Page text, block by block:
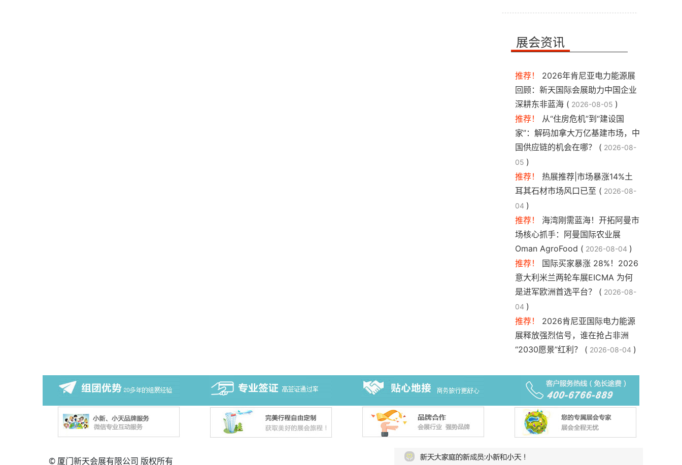
展会资讯
推荐！
2026年肯尼亚电力能源展
回顾：新天国际会展助力中国企业
深耕东非蓝海 ( 2026-08-05 )
推荐！
从“住房危机”到“建设国
家”：解码加拿大万亿基建市场，中
国供应链的机会在哪？ ( 2026-08-
05 )
推荐！
热展推荐|市场暴涨14%土
耳其石材市场风口已至 ( 2026-08-
04 )
推荐！
海湾刚需蓝海！开拓阿曼市
场核心抓手：阿曼国际农业展
Oman AgroFood ( 2026-08-04 )
推荐！
国际买家暴涨 28%！2026
意大利米兰两轮车展EICMA 为何
是进军欧洲首选平台？ ( 2026-08-
04 )
推荐！
2026肯尼亚国际电力能源
展释放强烈信号，谁在抢占非洲
“2030愿景”红利？ ( 2026-08-04 )
© 厦门新天会展有限公司 版权所有